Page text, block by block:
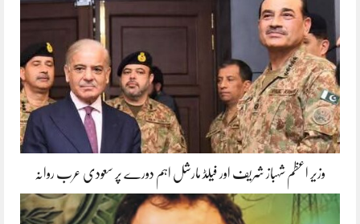
وزیر اعظم شہباز شریف اور فیلڈ مارشل اہم دورے پر سعودی عرب روانہ